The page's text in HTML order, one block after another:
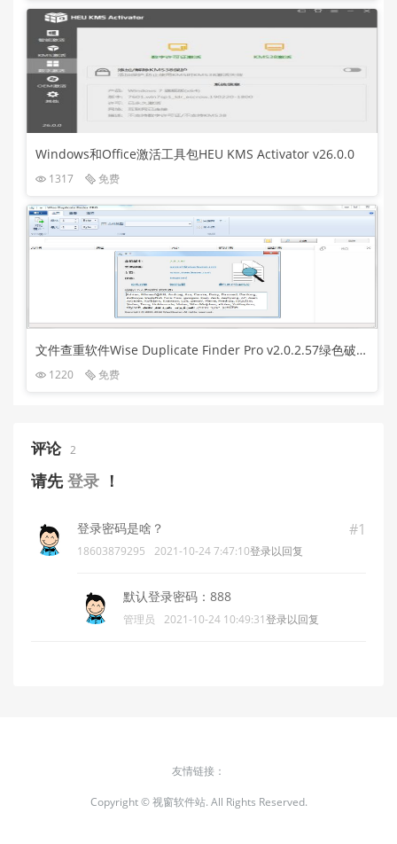
Windows和Office激活工具包HEU KMS Activator v26.0.0
1317 免费
文件查重软件Wise Duplicate Finder Pro v2.0.2.57绿色破解版
1220 免费
评论 2
请先登录 ！
#1
登录密码是啥？
18603879295 2021-10-24 7:47:10登录以回复
默认登录密码：888
管理员 2021-10-24 10:49:31登录以回复
友情链接：
Copyright ©视窗软件站. All Rights Reserved.